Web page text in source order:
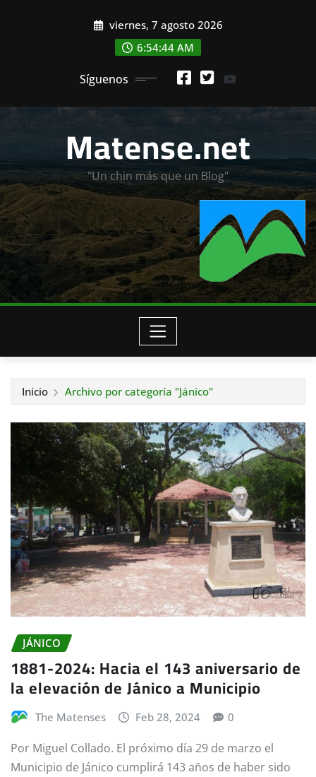
viernes, 7 agosto 2026
6:54:45 AM
Síguenos
Matense.net
"Un chin más que un Blog"
Inicio Archivo por categoría "Jánico"
JÁNICO
1881-2024: Hacia el 143 aniversario de
la elevación de Jánico a Municipio
The Matenses Feb 28, 2024 0
Por Miguel Collado. El próximo día 29 de marzo el
Municipio de Jánico cumplirá 143 años de haber sido